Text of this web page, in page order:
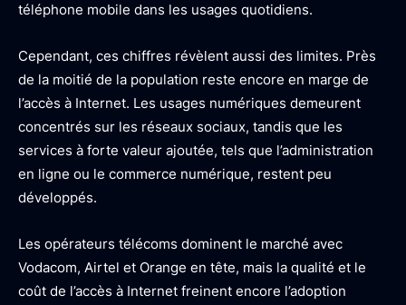
téléphone mobile dans les usages quotidiens.
Cependant, ces chiffres révèlent aussi des limites. Près
de la moitié de la population reste encore en marge de
l’accès à Internet. Les usages numériques demeurent
concentrés sur les réseaux sociaux, tandis que les
services à forte valeur ajoutée, tels que l’administration
en ligne ou le commerce numérique, restent peu
développés.
Les opérateurs télécoms dominent le marché avec
Vodacom, Airtel et Orange en tête, mais la qualité et le
coût de l’accès à Internet freinent encore l’adoption